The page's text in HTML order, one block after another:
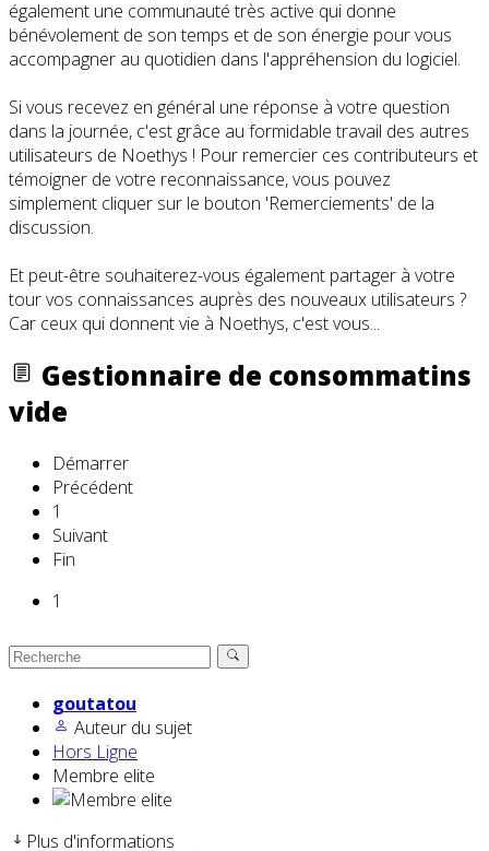
également une communauté très active qui donne
bénévolement de son temps et de son énergie pour vous
accompagner au quotidien dans l'appréhension du logiciel.
Si vous recevez en général une réponse à votre question
dans la journée, c'est grâce au formidable travail des autres
utilisateurs de Noethys ! Pour remercier ces contributeurs et
témoigner de votre reconnaissance, vous pouvez
simplement cliquer sur le bouton 'Remerciements' de la
discussion.
Et peut-être souhaiterez-vous également partager à votre
tour vos connaissances auprès des nouveaux utilisateurs ?
Car ceux qui donnent vie à Noethys, c'est vous...
Gestionnaire de consommatins
vide
Démarrer
Précédent
1
Suivant
Fin
1
goutatou
Auteur du sujet
Hors Ligne
Membre elite
Plus d'informations